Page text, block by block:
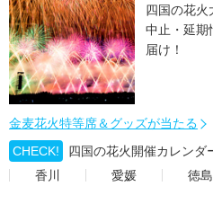
四国の花火
中止・延期
届け！
金麦花火特等席＆グッズが当たる
CHECK!
四国の花火開催カレンダ
香川
愛媛 徳島